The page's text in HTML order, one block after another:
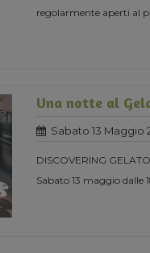
regolarmente aperti al
Una notte al
Sabato 13 Maggio
DISCOVERING
Sabato 13 maggio dalle